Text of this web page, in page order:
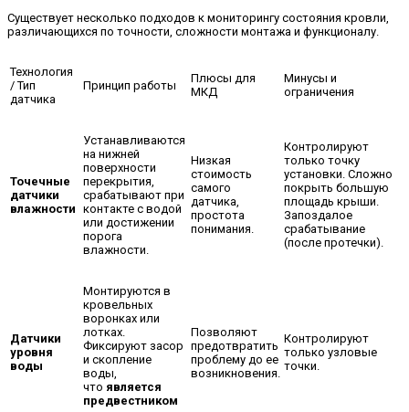
Существует несколько подходов к мониторингу состояния кровли,
различающихся по точности, сложности монтажа и функционалу.
Технология
/ Тип
датчика
Принцип работы
Плюсы для
МКД
Минусы и
ограничения
Точечные
датчики
влажности
Устанавливаются
на нижней
поверхности
перекрытия,
срабатывают при
контакте с водой
или достижении
порога
влажности.
Низкая
стоимость
самого
датчика,
простота
понимания.
Контролируют
только точку
установки. Сложно
покрыть большую
площадь крыши.
Запоздалое
срабатывание
(после протечки).
Датчики
уровня
воды
Монтируются в
кровельных
воронках или
лотках.
Фиксируют засор
и скопление
воды,
что является
предвестником
Позволяют
предотвратить
проблему до ее
возникновения.
Контролируют
только узловые
точки.